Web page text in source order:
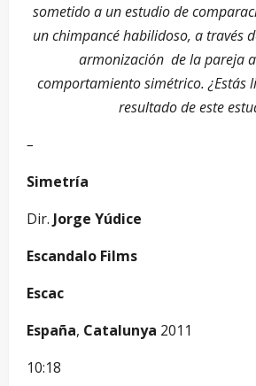
sometido a un estudio de
un chimpancé habilidoso, a través
armonización de la pareja
comportamiento simétrico. ¿Estás
resultado de este
–
Simetría
Dir. Jorge Yúdice
Escandalo Films
Escac
España, Catalunya 2011
10:18